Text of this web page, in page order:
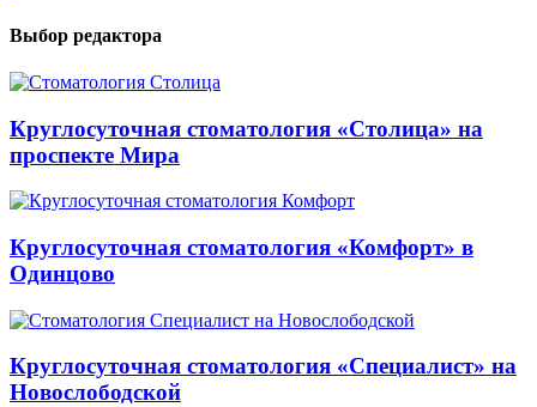
Выбор редактора
Круглосуточная стоматология «Столица» на
проспекте Мира
Круглосуточная стоматология «Комфорт» в
Одинцово
Круглосуточная стоматология «Специалист» на
Новослободской